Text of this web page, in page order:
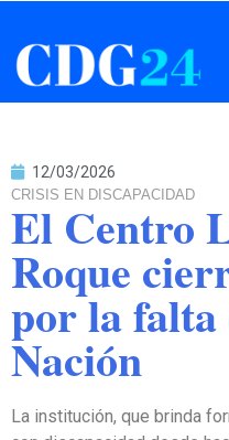
12/03/2026
CRISIS EN DISCAPACIDAD
El Centro
Roque
por la falta
Nación
La institución, que brinda